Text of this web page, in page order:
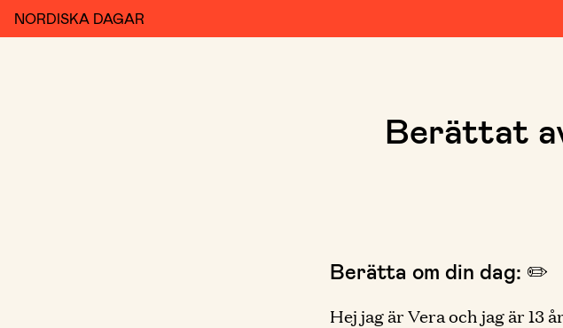
NORDISKA DAGAR
Berättat
Berätta om din dag: ✏️
Hej jag är Vera och jag är 13